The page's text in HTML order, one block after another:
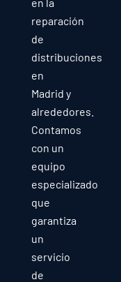
reparación
de
distribuciones
en
Madrid y
alrededores.
Contamos
con un
equipo
especializado
que
garantiza
un
servicio
de